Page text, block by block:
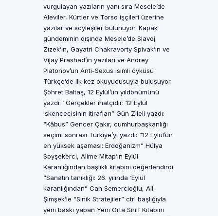
vurgulayan yazıların yanı sıra Mesele’de
Aleviler, Kürtler ve Torso işçileri üzerine
yazılar ve söyleşiler bulunuyor. Kapak
gündeminin dışında Mesele’de Slavoj
Zızek’in, Gayatri Chakravorty Spivak’ın ve
Vijay Prashad’ın yazıları ve Andrey
Platonov’un Anti-Sexus isimli öyküsü
Türkçe’de ilk kez okuyucusuyla buluşuyor.
Şöhret Baltaş, 12 Eylül’ün yıldönümünü
yazdı: “Gerçekler inatçıdır: 12 Eylül
işkencecisinin itirafları” Gün Zileli yazdı:
“Kâbus” Gencer Çakır, cumhurbaşkanlığı
seçimi sonrası Türkiye’yi yazdı: “12 Eylül’ün
en yüksek aşaması: Erdoğanizm” Hülya
Soyşekerci, Alime Mitap’ın Eylül
Karanlığından başlıklı kitabını değerlendirdi:
“Sanatın tanıklığı: 26. yılında ‘Eylül
karanlığından” Can Semercioğlu, Ali
Şimşek’le “Sinik Stratejiler” ctrl başlığıyla
yeni baskı yapan Yeni Orta Sınıf Kitabını